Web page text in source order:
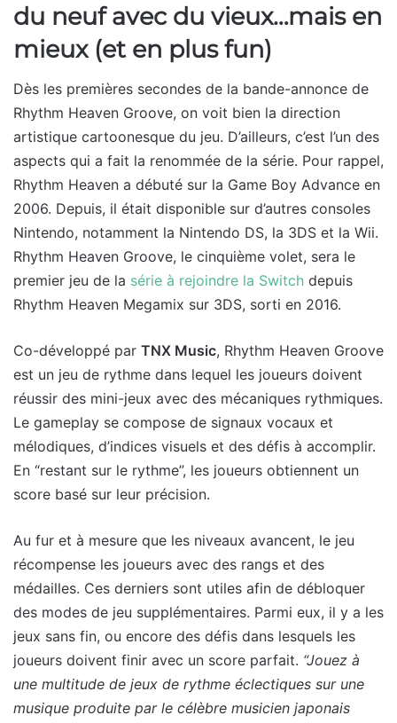
du neuf avec du vieux…mais en
mieux (et en plus fun)
Dès les premières secondes de la bande-annonce de
Rhythm Heaven Groove, on voit bien la direction
artistique cartoonesque du jeu. D’ailleurs, c’est l’un des
aspects qui a fait la renommée de la série. Pour rappel,
Rhythm Heaven a débuté sur la Game Boy Advance en
2006. Depuis, il était disponible sur d’autres consoles
Nintendo, notamment la Nintendo DS, la 3DS et la Wii.
Rhythm Heaven Groove, le cinquième volet, sera le
premier jeu de la série à rejoindre la Switch depuis
Rhythm Heaven Megamix sur 3DS, sorti en 2016.
Co-développé par TNX Music, Rhythm Heaven Groove
est un jeu de rythme dans lequel les joueurs doivent
réussir des mini-jeux avec des mécaniques rythmiques.
Le gameplay se compose de signaux vocaux et
mélodiques, d’indices visuels et des défis à accomplir.
En “restant sur le rythme”, les joueurs obtiennent un
score basé sur leur précision.
Au fur et à mesure que les niveaux avancent, le jeu
récompense les joueurs avec des rangs et des
médailles. Ces derniers sont utiles afin de débloquer
des modes de jeu supplémentaires. Parmi eux, il y a les
jeux sans fin, ou encore des défis dans lesquels les
joueurs doivent finir avec un score parfait. “Jouez à
une multitude de jeux de rythme éclectiques sur une
musique produite par le célèbre musicien japonais